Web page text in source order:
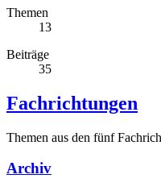
Themen
13
Beiträge
35
Fachrichtungen
Themen aus den fünf
Archiv